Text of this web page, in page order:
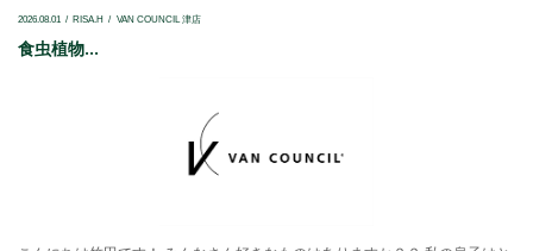
2026.08.01 RISA.H VAN COUNCIL 津店
食虫植物...